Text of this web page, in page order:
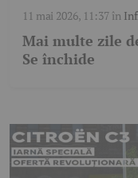
11 mai 2026, 11:37în
Mai multe zile
Se închide